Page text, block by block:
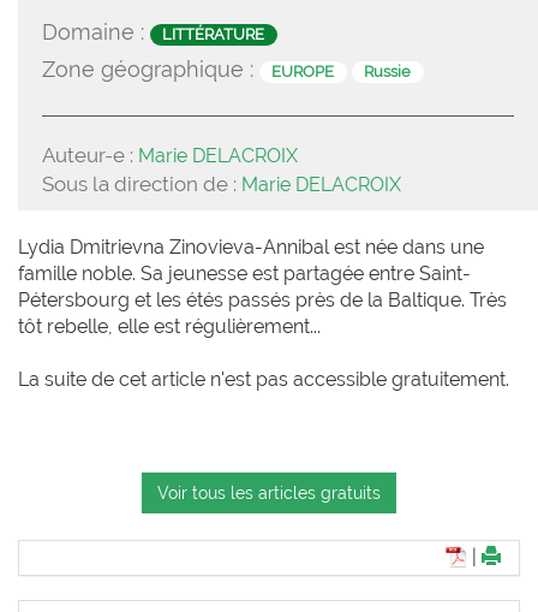
Domaine : LITTÉRATURE
Zone géographique : EUROPE Russie
Auteur-e : Marie DELACROIX
Sous la direction de : Marie DELACROIX
Lydia Dmitrievna Zinovieva-Annibal est née dans une
famille noble. Sa jeunesse est partagée entre Saint-
Pétersbourg et les étés passés près de la Baltique. Très
tôt rebelle, elle est régulièrement...
La suite de cet article n'est pas accessible gratuitement.
Voir tous les articles gratuits